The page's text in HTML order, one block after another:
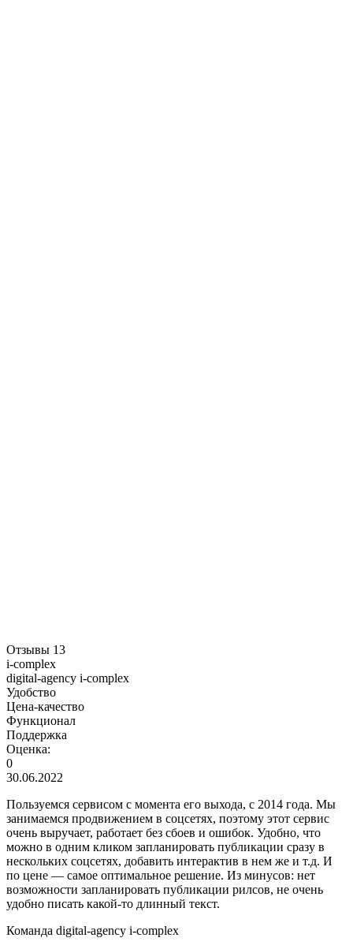
Отзывы 13
i-complex
digital-agency i-complex
Удобство
Цена-качество
Функционал
Поддержка
Оценка:
0
30.06.2022
Пользуемся сервисом с момента его выхода, с 2014 года. Мы
занимаемся продвижением в соцсетях, поэтому этот сервис
очень выручает, работает без сбоев и ошибок. Удобно, что
можно в одним кликом запланировать публикации сразу в
нескольких соцсетях, добавить интерактив в нем же и т.д. И
по цене — самое оптимальное решение. Из минусов: нет
возможности запланировать публикации рилсов, не очень
удобно писать какой-то длинный текст.
Команда digital-agency i-complex